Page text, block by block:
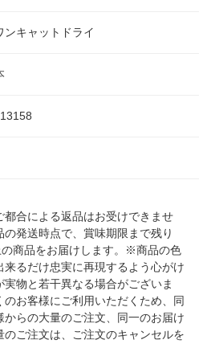
ンキャットドライ
都合による返品はお受けできませ
発送時点で、賞味期限まで残り
商品をお届けします。※商品の色
来るだけ忠実に再現するよう心がけ
実物と若干異なる場合がございま
お客様にご利用いただくため、同
からの大量のご注文、同一のお届け
のご注文は、ご注文のキャンセルを